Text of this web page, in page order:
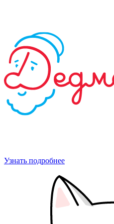
Узнать подробнее